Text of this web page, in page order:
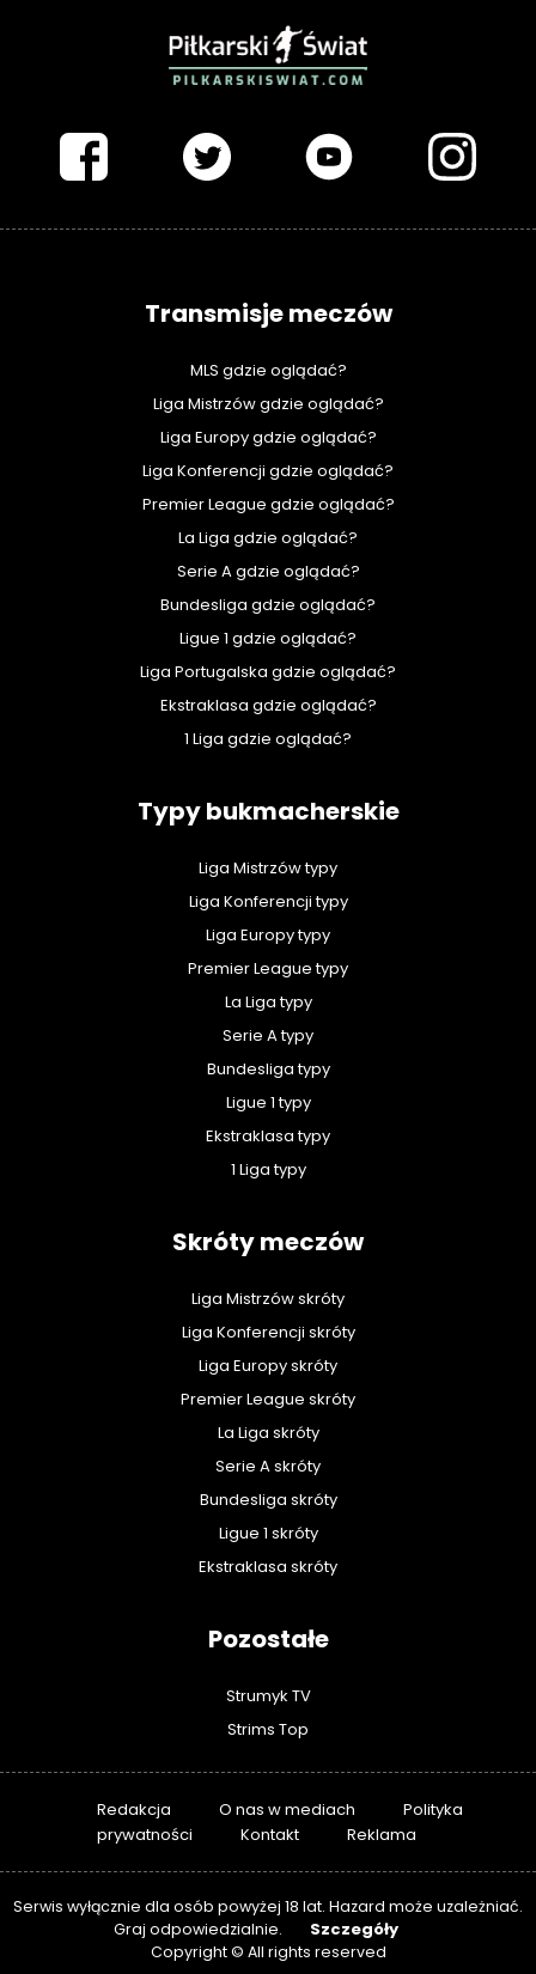
Transmisje meczów
MLS gdzie oglądać?
Liga Mistrzów gdzie oglądać?
Liga Europy gdzie oglądać?
Liga Konferencji gdzie oglądać?
Premier League gdzie oglądać?
La Liga gdzie oglądać?
Serie A gdzie oglądać?
Bundesliga gdzie oglądać?
Ligue 1 gdzie oglądać?
Liga Portugalska gdzie oglądać?
Ekstraklasa gdzie oglądać?
1 Liga gdzie oglądać?
Typy bukmacherskie
Liga Mistrzów typy
Liga Konferencji typy
Liga Europy typy
Premier League typy
La Liga typy
Serie A typy
Bundesliga typy
Ligue 1 typy
Ekstraklasa typy
1 Liga typy
Skróty meczów
Liga Mistrzów skróty
Liga Konferencji skróty
Liga Europy skróty
Premier League skróty
La Liga skróty
Serie A skróty
Bundesliga skróty
Ligue 1 skróty
Ekstraklasa skróty
Pozostałe
Strumyk TV
Strims Top
Redakcja O nas w mediach
Polityka
prywatności
Kontakt Reklama
Serwis wyłącznie dla osób powyżej 18 lat. Hazard może uzależniać.
Graj odpowiedzialnie.
Szczegóły
Copyright © All rights reserved